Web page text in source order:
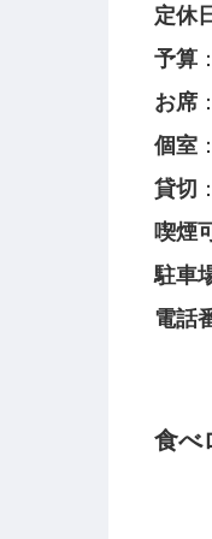
定休
予算
お席
個室
貸切
喫煙
駐車
電話
食べ